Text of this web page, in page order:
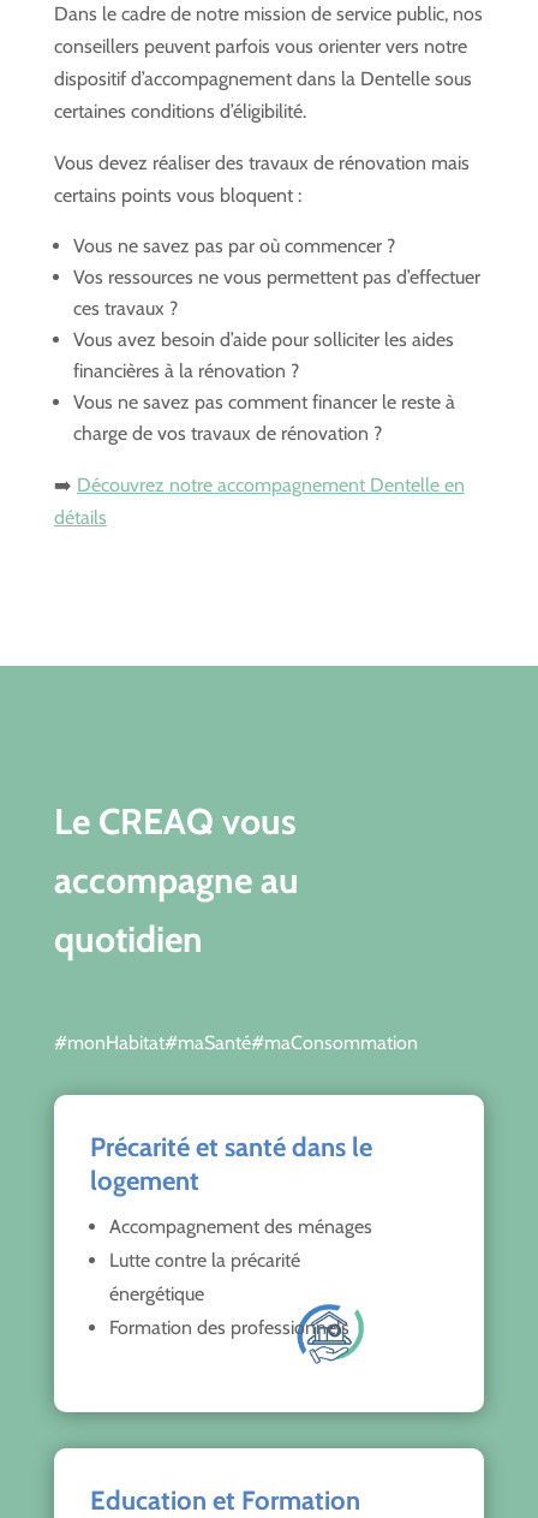
Dans le cadre de notre mission de service public, nos
conseillers peuvent parfois vous orienter vers notre
dispositif d’accompagnement dans la Dentelle sous
certaines conditions d’éligibilité.
Vous devez réaliser des travaux de rénovation mais
certains points vous bloquent :
Vous ne savez pas par où commencer ?
Vos ressources ne vous permettent pas d’effectuer
ces travaux ?
Vous avez besoin d’aide pour solliciter les aides
financières à la rénovation ?
Vous ne savez pas comment financer le reste à
charge de vos travaux de rénovation ?
➡️ Découvrez notre accompagnement Dentelle en
détails
Le CREAQ vous
accompagne au
quotidien
#monHabitat#maSanté#maConsommation
Précarité et santé dans le
logement
Accompagnement des ménages
Lutte contre la précarité
énergétique
Formation des professionnels
Education et Formation